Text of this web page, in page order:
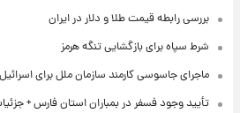
بررسی رابطه قیمت طلا و دلار در ایران
شرط سپاه برای بازگشایی تنگه هرمز
ماجرای جاسوسی کارمند سازمان ملل برای اسرائیل
تأیید وجود فسفر در بمباران استان فارس +